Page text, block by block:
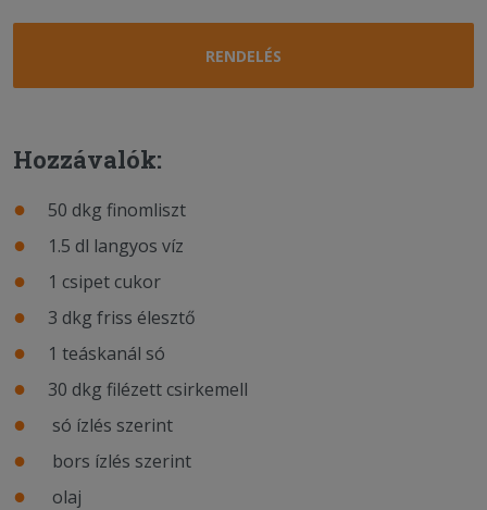
RENDELÉS
Hozzávalók:
50 dkg finomliszt
1.5 dl langyos víz
1 csipet cukor
3 dkg friss élesztő
1 teáskanál só
30 dkg filézett csirkemell
só ízlés szerint
bors ízlés szerint
olaj